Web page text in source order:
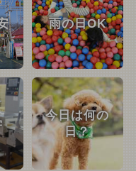
雨の日OK
今日は何の
日？